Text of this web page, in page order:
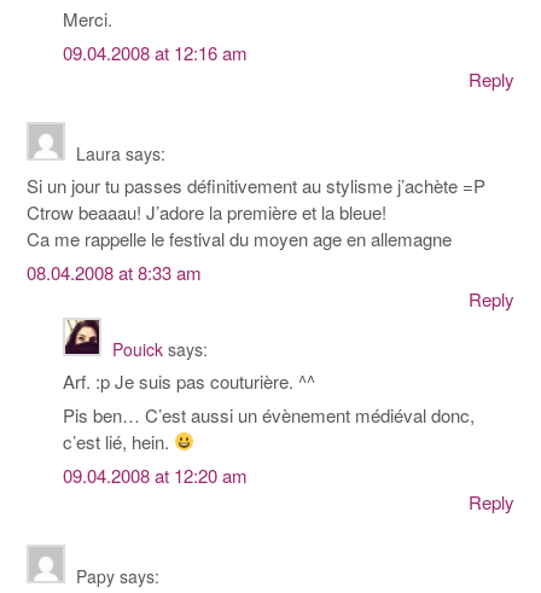
Merci.
09.04.2008 at 12:16 am
Reply
Laura says:
Si un jour tu passes définitivement au stylisme j’achète =P
Ctrow beaaau! J’adore la première et la bleue!
Ca me rappelle le festival du moyen age en allemagne
08.04.2008 at 8:33 am
Reply
Pouick says:
Arf. :p Je suis pas couturière. ^^
Pis ben… C’est aussi un évènement médiéval donc,
c’est lié, hein.
09.04.2008 at 12:20 am
Reply
Papy says: